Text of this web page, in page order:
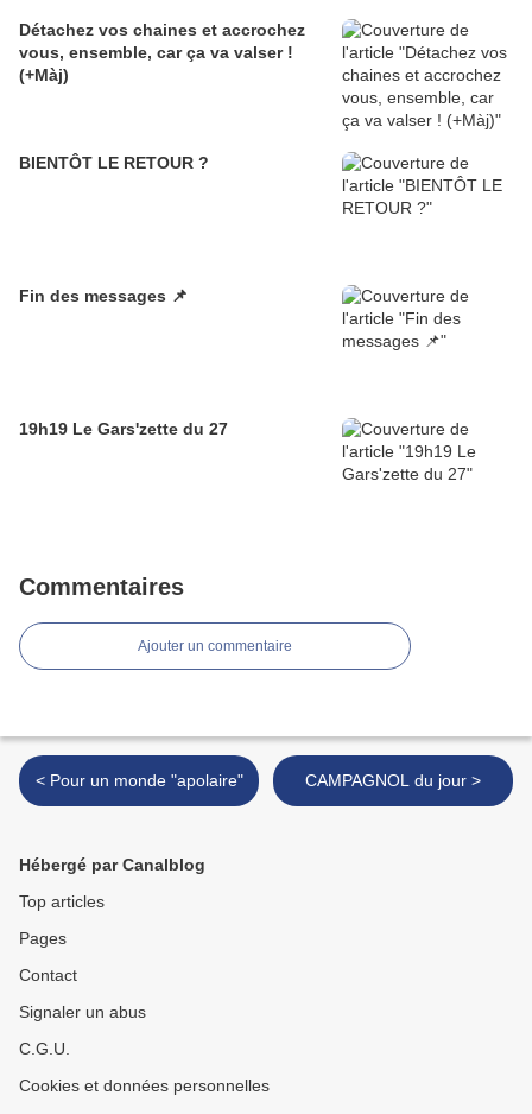
Détachez vos chaines et accrochez
vous, ensemble, car ça va valser !
(+Màj)
BIENTÔT LE RETOUR ?
Fin des messages 📌
19h19 Le Gars'zette du 27
Commentaires
Ajouter un commentaire
< Pour un monde "apolaire" CAMPAGNOL du jour >
Hébergé par Canalblog
Top articles
Pages
Contact
Signaler un abus
C.G.U.
Cookies et données personnelles